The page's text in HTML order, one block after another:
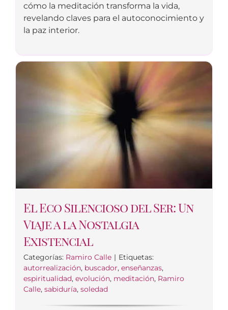
cómo la meditación transforma la vida,
revelando claves para el autoconocimiento y
la paz interior.
El Eco Silencioso del Ser: Un
Viaje a la Nostalgia
Existencial
Categorías: Ramiro Calle | Etiquetas:
autorrealización, buscador, enseñanzas,
espiritualidad, evolución, meditación, Ramiro
Calle, sabiduría, soledad